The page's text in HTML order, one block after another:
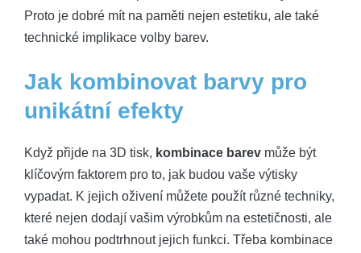
Proto je dobré mít na paměti nejen estetiku, ale také
technické implikace volby barev.
Jak kombinovat barvy pro
unikátní efekty
Když přijde na 3D tisk, kombinace barev může být
klíčovým faktorem pro to, jak budou vaše výtisky
vypadat. K jejich oživení můžete použít různé techniky,
které nejen dodají vašim výrobkům na estetičnosti, ale
také mohou podtrhnout jejich funkci. Třeba kombinace